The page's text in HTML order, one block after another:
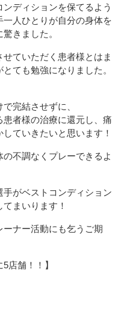
ディションを保てるよう
人ひとりが自分の身体を
きました。
ていただく患者様とはま
ても勉強になりました。
完結させずに、
者様の治療に還元し、痛
ていきたいと思います！
不調なくプレーできるよ
がベストコンディション
まいります！
ナー活動にも乞うご期
店舗！！】